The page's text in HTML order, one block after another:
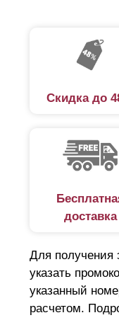
Скидка до
доставка
Для получения
указать
указанный
расчетом.